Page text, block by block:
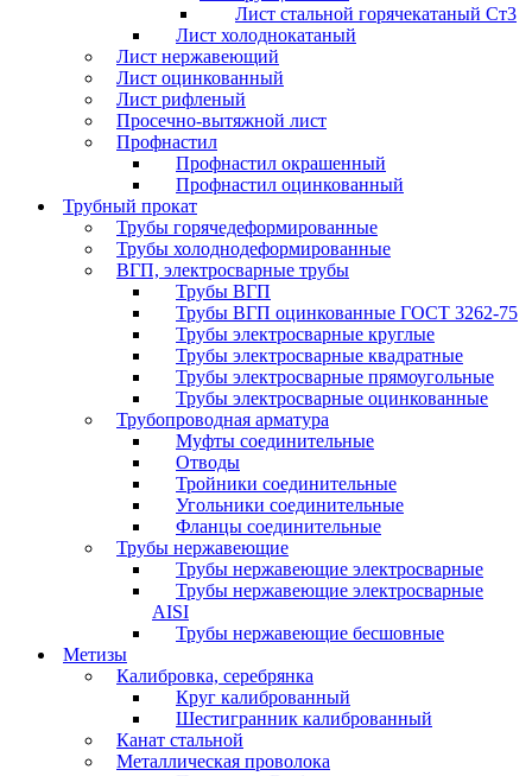
Лист стальной горячекатаный Ст3
Лист холоднокатаный
Лист нержавеющий
Лист оцинкованный
Лист рифленый
Просечно-вытяжной лист
Профнастил
Профнастил окрашенный
Профнастил оцинкованный
Трубный прокат
Трубы горячедеформированные
Трубы холоднодеформированные
ВГП, электросварные трубы
Трубы ВГП
Трубы ВГП оцинкованные ГОСТ 3262-75
Трубы электросварные круглые
Трубы электросварные квадратные
Трубы электросварные прямоугольные
Трубы электросварные оцинкованные
Трубопроводная арматура
Муфты соединительные
Отводы
Тройники соединительные
Угольники соединительные
Фланцы соединительные
Трубы нержавеющие
Трубы нержавеющие электросварные
Трубы нержавеющие электросварные
AISI
Трубы нержавеющие бесшовные
Метизы
Калибровка, серебрянка
Круг калиброванный
Шестигранник калиброванный
Канат стальной
Металлическая проволока